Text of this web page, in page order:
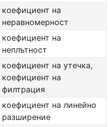
коефициент на
неравномерност
коефициент на
неплътност
коефициент на утечка,
коефициент на
филтрация
коефициент на линейно
разширение